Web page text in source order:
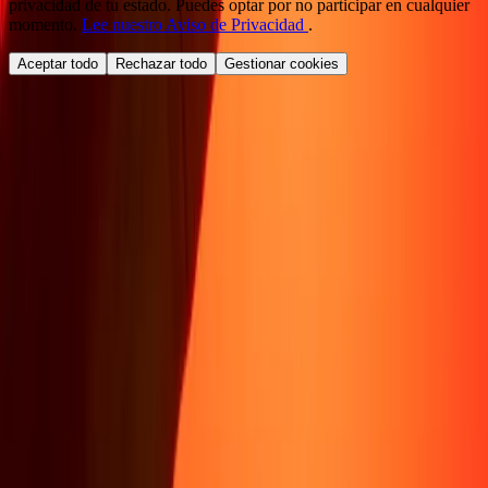
privacidad de tu estado. Puedes optar por no participar en cualquier
momento. Lee nuestro Aviso de Privacidad .
Aceptar todo Rechazar todo Gestionar cookies